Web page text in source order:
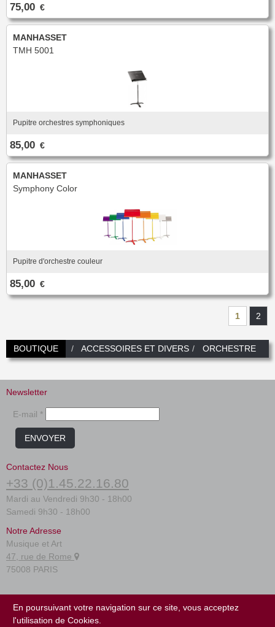
75,00 €
MANHASSET
TMH 5001
Pupitre orchestres symphoniques
85,00 €
MANHASSET
Symphony Color
Pupitre d'orchestre couleur
85,00 €
1 2
BOUTIQUE ACCESSOIRES ET DIVERS ORCHESTRE
En poursuivant votre navigation sur ce site, vous acceptez
l'utilisation de Cookies.
Newsletter
E-mail *
ENVOYER
Contactez Nous
+33 (0)1.45.22.16.80
Mardi au Vendredi 9h30 - 18h00
Samedi 9h30 - 18h00
Notre Adresse
Musique et Art
47, rue de Rome
75008 PARIS
Conditions générales